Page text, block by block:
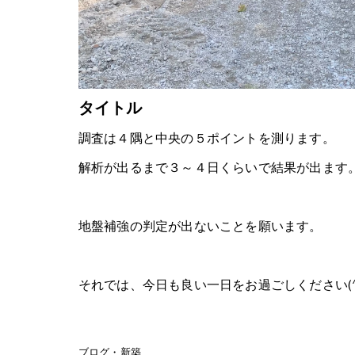
タイトル
調査は４隅と中央の５ポイントを測ります。
解析が出るまで３～４日くらいで結果が出ます
地盤補強の判定が出ないことを願います。
それでは、今日も良い一日をお過ごしください